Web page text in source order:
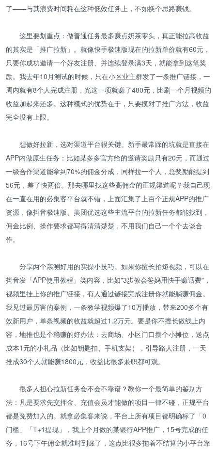
了——与其浪费时间耗在这种低效任务上，不如换个思路赚钱。
这里要划重点：做普通任务最多赚点奶茶零头，真正能拉高收益
的其实是「推广拉新」。就像快手极速版现在的拉新单价就有60元，
只要你成功邀请一个好友注册、并连续登录满3天，就能拿到这笔奖
励。我去年10月测试的时候，只在小区业主群发了一条推广链接，一
周内就有8个人完成注册，光这一项就赚了480元，比刷一个月视频的
收益加起来还多。这种模式的优势在于，只要摸对了推广方法，收益
完全没有上限。
想做好拉新，选对渠道平台很关键。新手最常踩的坑就是直接在
APP内做原生任务：比如某多多官方给的邀请奖励只有20元，而通过
一级合作渠道能拿到70%的佣金分成，同样拉一个人，总奖励能提到
56元，差了快两倍。那去哪里找这些高佣金的正规渠道呢？我自己现
在一直在用的必集客平台就不错，上面汇集了上百个正规APP的推广
资源，像抖音极速版、美团优选这些主流平台的拉新任务都能找到，
佣金比例、操作要求都写得清清楚楚，不用我们自己一个个去谈合
作。
分享两个亲测好用的实操小技巧。如果你擅长拍短视频，可以在
抖音发「APP使用教程」类内容，比如"3步教会爸妈用快手赚话费"，
视频里挂上你的推广链接，有人通过链接完成注册你就能躺赚佣金。
我见过最厉害的案例，一条教学视频爆了10万播放，带来200多个有
效新用户，单条视频的收益就超过1.2万元。要是你不擅长做线上内
容，地推也是个稳赚的好办法：去商场、小区门口摆个小摊位，送点
成本1元的小礼品（比如钥匙扣、手机支架），引导路人注册，一天
推成30个人就能赚1800元，收益比很多兼职都可观。
很多人担心拉新任务会不会不靠谱？教你一个最简单的鉴别方
法：凡是要求先交押金、充值会员才能做的项目一律不碰，正规平台
都是免费加入的。就拿必集客来说，平台上所有项目都明确标了「0
门槛」「T+1提现」，我上个月做的某银行APP推广，15号完成的任
务，16号下午佣金就准时到账了，这点比很多拖着不结算的小平台靠